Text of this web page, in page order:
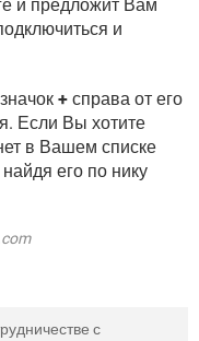
и предложит Вам
и
+ справа от его
Если Вы хотите
в Вашем списке
его по нику
с